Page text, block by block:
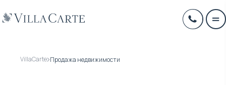
VillaCarte Продажа недвижимости